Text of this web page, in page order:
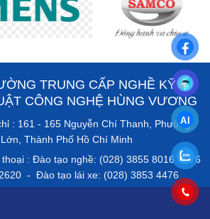
TRUNG CẤP NGHỀ KỸ
CÔNG NGHỆ HÙNG VƯƠNG
: 161 - 165 Nguyễn Chí Thanh, Phường
Lớn, Thành Phố Hồ Chí Minh
: Đào tạo nghề: (028) 3855 8016 - 076
- Đào tạo lái xe: (028) 3853 4476